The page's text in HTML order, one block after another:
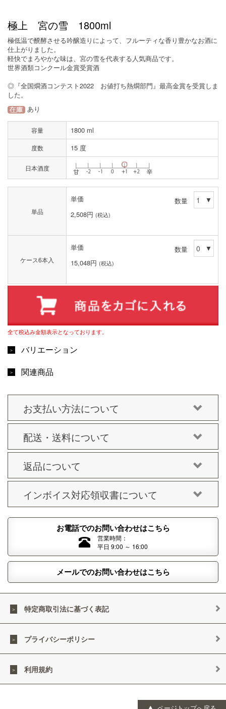
極上 宮の雪 1800ml
極低温で醗酵させる吟醸造りによって、フルーティな香り豊かなお酒に
仕上がりました。
軽快でまろやかな味は、宮の雪を代表する人気商品です。
世界酒類コンクール金賞受賞酒
◎『全国燗酒コンテスト2022 お値打ち熱燗部門』最高金賞を受賞しま
した。
あり
容量 1800 ml
度数 15 度
日本酒度
単品
単価
2,508円 (税込)
数量
ケース6本入
単価
15,048円 (税込)
数量
全て税込み金額表示となっております。
バリエーション
関連商品
お支払い方法について
配送・送料について
返品について
インボイス対応領収書について
お電話でのお問い合わせはこちら
営業時間：
平日 9:00 ～ 16:00
メールでのお問い合わせはこちら
特定商取引法に基づく表記
プライバシーポリシー
利用規約